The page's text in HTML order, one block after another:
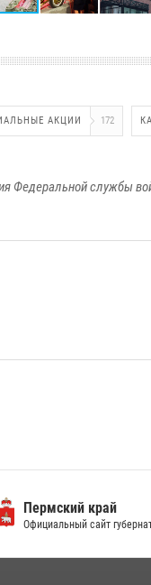
АКЦИИ 172
Федеральной службы
Пермский край
Официальный сайт